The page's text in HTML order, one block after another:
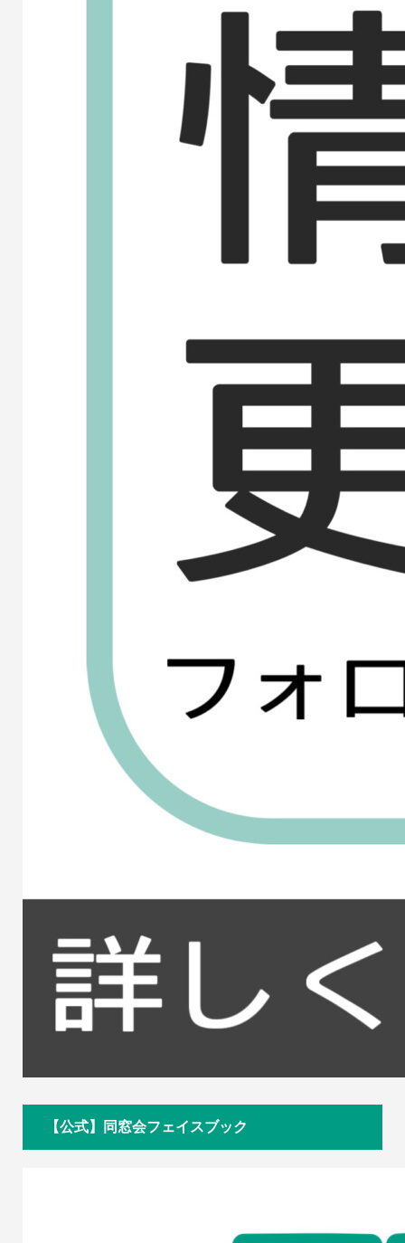
【公式】同窓会フェイスブック